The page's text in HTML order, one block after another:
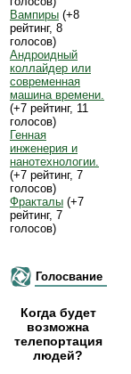
Вампиры (+8
рейтинг, 8
голосов)
Андроидный
коллайдер или
современная
машина времени.
(+7 рейтинг, 11
голосов)
Генная
инженерия и
нанотехнологии.
(+7 рейтинг, 7
голосов)
Фракталы (+7
рейтинг, 7
голосов)
Голосвание
Когда будет
возможна
телепортация
людей?